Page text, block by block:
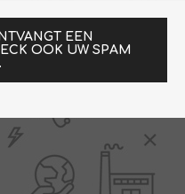
EEN
OOK UW SPAM